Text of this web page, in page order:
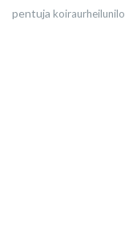
pentuja koiraurheilunilo